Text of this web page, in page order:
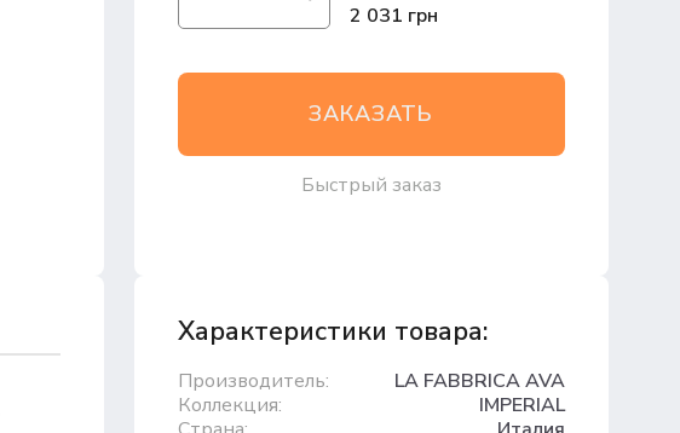
2 031 грн
ЗАКАЗАТЬ
Быстрый заказ
Характеристики товара:
Производитель:
LA FABBRICA AVA
Коллекция:
IMPERIAL